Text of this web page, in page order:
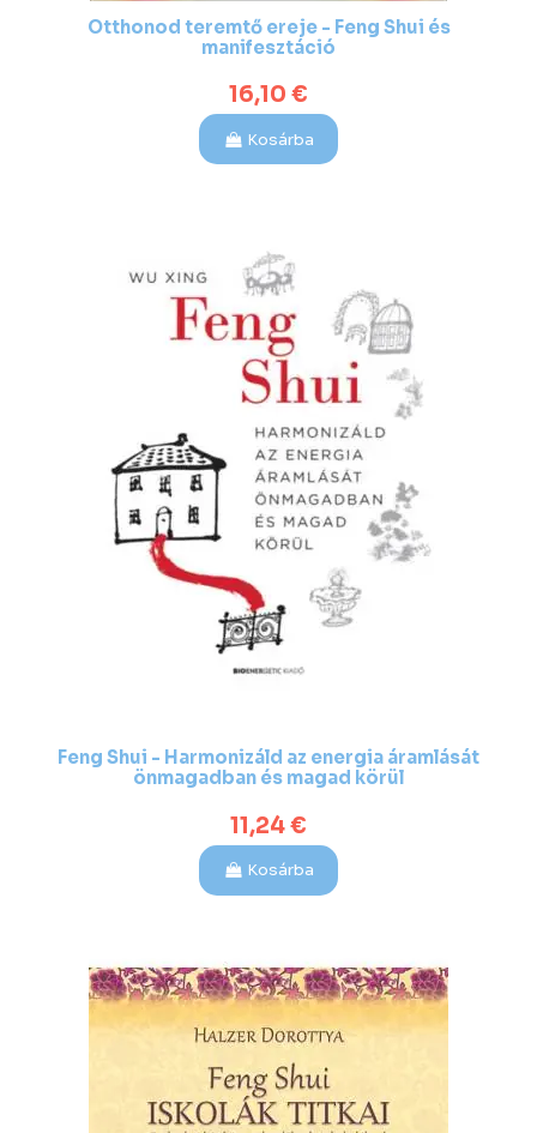
Otthonod teremtő ereje - Feng Shui és
manifesztáció
16,10 €
Kosárba
Feng Shui - Harmonizáld az energia áramlását
önmagadban és magad körül
11,24 €
Kosárba